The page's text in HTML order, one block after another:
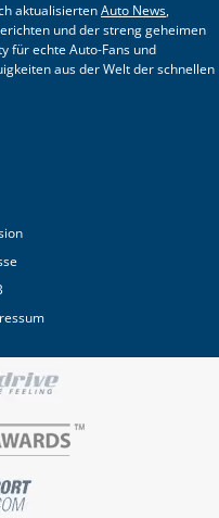
aktualisiertenAuto News,
und der streng geheimen
für echte Auto-Fans und
aus der Welt der schnellen